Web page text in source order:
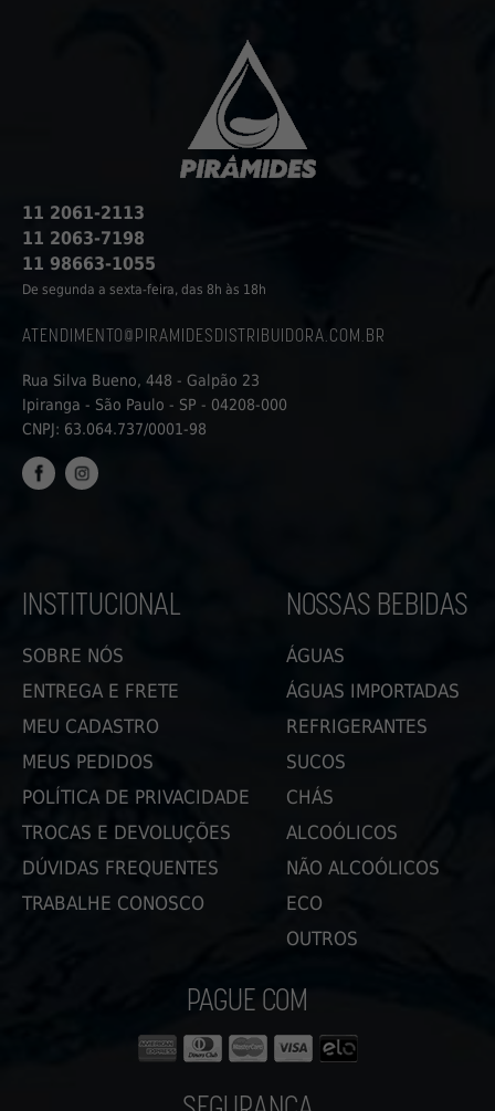
11 2061-2113
11 2063-7198
11 98663-1055
De segunda a sexta-feira, das 8h às 18h
ATENDIMENTO@PIRAMIDESDISTRIBUIDORA.COM.BR
Rua Silva Bueno, 448 - Galpão 23
Ipiranga - São Paulo - SP - 04208-000
CNPJ: 63.064.737/0001-98
FACEBOOK INSTAGRAM
INSTITUCIONAL
SOBRE NÓS
ENTREGA E FRETE
MEU CADASTRO
MEUS PEDIDOS
POLÍTICA DE PRIVACIDADE
TROCAS E DEVOLUÇÕES
DÚVIDAS FREQUENTES
TRABALHE CONOSCO
NOSSAS BEBIDAS
ÁGUAS
ÁGUAS IMPORTADAS
REFRIGERANTES
SUCOS
CHÁS
ALCOÓLICOS
NÃO ALCOÓLICOS
ECO
OUTROS
PAGUE COM